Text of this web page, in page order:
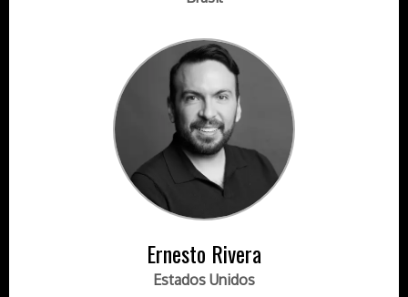
Ernesto Rivera
Estados Unidos